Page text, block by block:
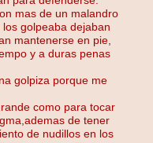
mas de un malandro
golpeaba dejaban
mantenerse en pie,
y a duras penas
golpiza porque me
como para tocar
de tener
de nudillos en los